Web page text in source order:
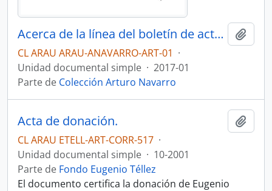
Acerca de la línea del boletín de actualidad internacional. Resumen
CL ARAU ARAU-ANAVARRO-ART-01 ·
Unidad documental simple · 2017-01
Parte de Colección Arturo Navarro
Acta de donación.
CL ARAU ETELL-ART-CORR-517 ·
Unidad documental simple · 10-2001
Parte de Fondo Eugenio Téllez
El documento certifica la donación de Eugenio